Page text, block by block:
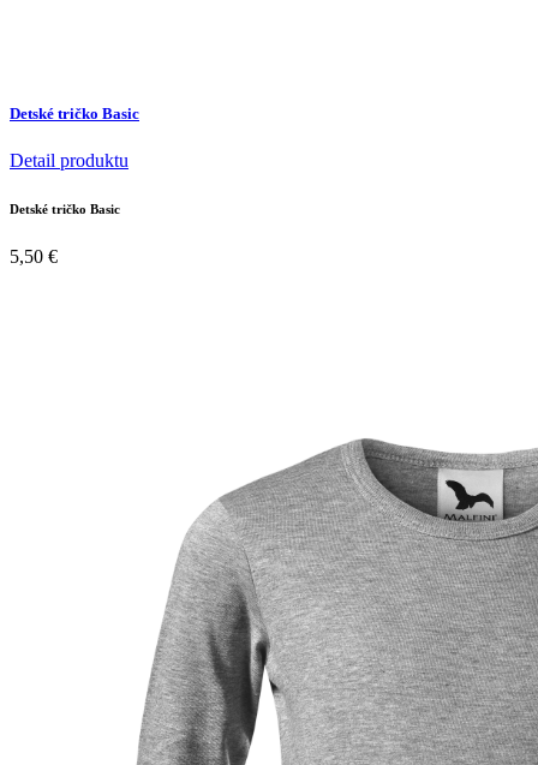
Detské tričko Basic
Detail produktu
Detské tričko Basic
5,50 €